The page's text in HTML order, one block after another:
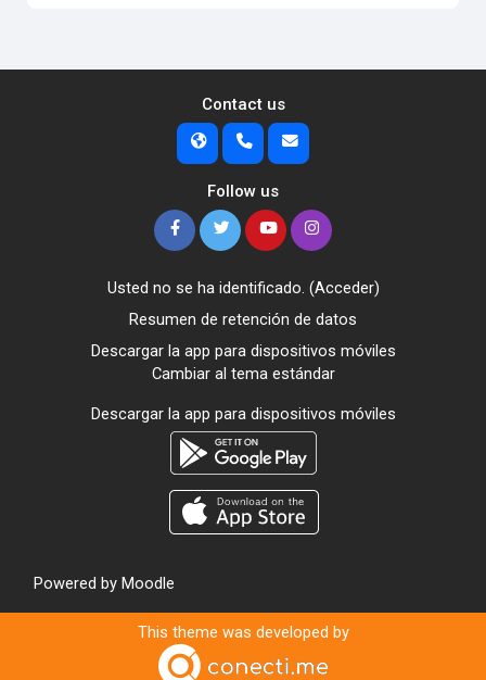
Contact us
Follow us
Usted no se ha identificado. (Acceder)
Resumen de retención de datos
Descargar la app para dispositivos móviles
Cambiar al tema estándar
Descargar la app para dispositivos móviles
Powered by Moodle
This theme was developed by